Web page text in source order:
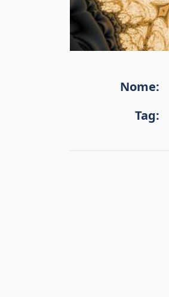
Nome:
Tag: